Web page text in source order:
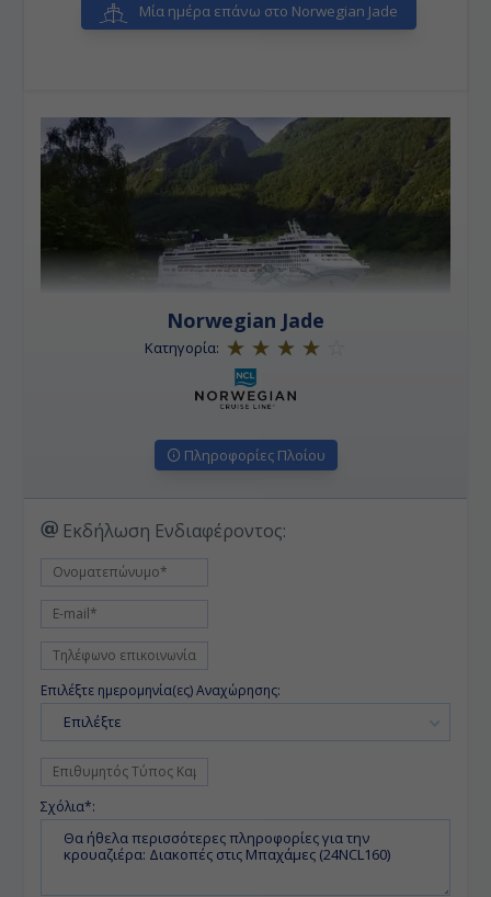
Μία ημέρα επάνω στο Norwegian Jade
Norwegian Jade
Κατηγορία:
Πληροφορίες Πλοίου
Εκδήλωση Ενδιαφέροντος:
Επιλέξτε ημερομηνία(ες) Αναχώρησης:
Επιλέξτε
Σχόλια*: